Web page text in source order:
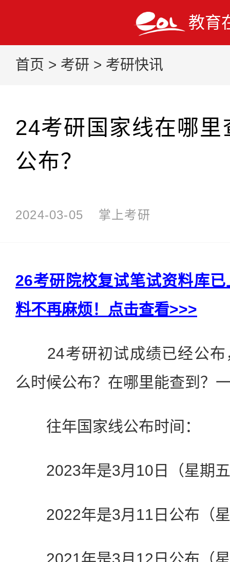
教育
首页 > 考研 > 考研快讯
24考研国家线在哪
公布？
2024-03-05 掌上考研
26考研院校复试笔试资料库
料不再麻烦！点击查看>>>
24考研初试成绩已经公布
么时候公布？在哪里能查到？
往年国家线公布时间：
2023年是3月10日（星期
2022年是3月11日公布（星